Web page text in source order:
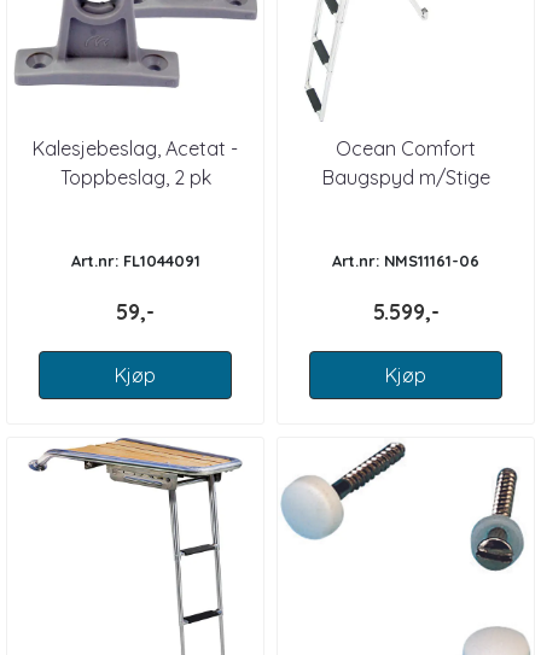
Kalesjebeslag, Acetat -
Toppbeslag, 2 pk
Art.nr: FL1044091
59,-
Kjøp
Ocean Comfort
Baugspyd m/Stige
Art.nr: NMS11161-06
5.599,-
Kjøp